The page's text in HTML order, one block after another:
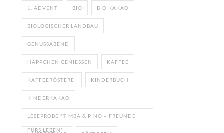
1. ADVENT BIO BIO KAKAO
BIOLOGISCHER LANDBAU
GENUSSABEND
HÄPPCHEN GENIESSEN KAFFEE
KAFFEERÖSTEREI KINDERBUCH
KINDERKAKAO
LESEPROBE "TIMBA & PINO – FREUNDE
FÜRS LEBEN"